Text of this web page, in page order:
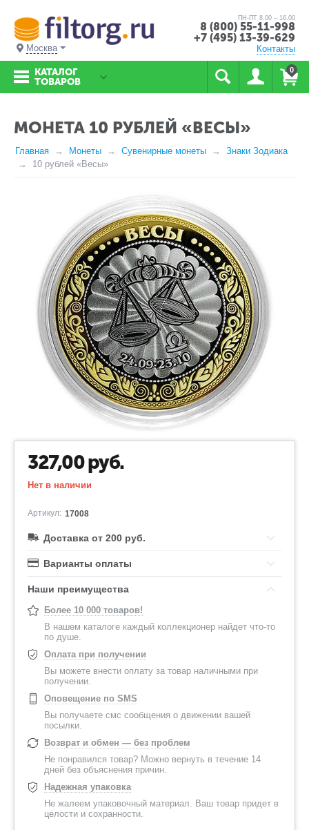
Москва
ПН-ПТ 8.00 – 16.00
8 (800) 55-11-998
+7 (495) 13-39-629
Контакты
0
КАТАЛОГ
ТОВАРОВ
МОНЕТА 10 РУБЛЕЙ «ВЕСЫ»
Главная Монеты Сувенирные монеты
Знаки Зодиака
10 рублей «Весы»
327,00руб.
Нет в наличии
Артикул: 17008
Доставка от 200 руб.
Варианты оплаты
Наши преимущества
Более 10 000 товаров!
В нашем каталоге каждый коллекционер найдет что-то
по душе.
Оплата при получении
Вы можете внести оплату за товар наличными при
получении.
Оповещение по SMS
Вы получаете смс сообщения о движении вашей
посылки.
Возврат и обмен — без проблем
Не понравился товар? Можно вернуть в течение 14
дней без объяснения причин.
Надежная упаковка
Не жалеем упаковочный материал. Ваш товар придет в
целости и сохранности.